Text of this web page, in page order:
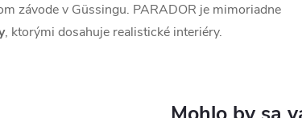
závode v Güssingu. PARADOR je mimoriadne
, ktorými dosahuje realistické interiéry.